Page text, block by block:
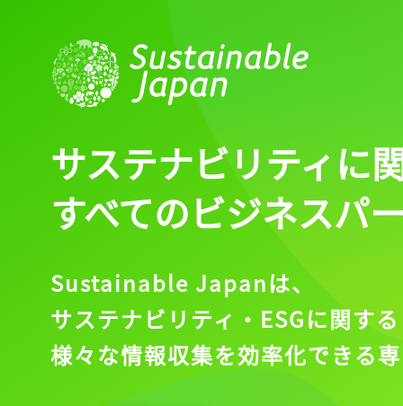
サステナビリティに
すべてのビジネスパ
Sustainable Japanは、
サステナビリティ・ESGに関する
様々な情報収集を効率化できる